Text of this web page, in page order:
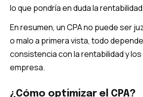
lo que pondría en duda la
En resumen, un CPA no puede ser
o malo a primera vista, todo
consistencia con la rentabilidad y
empresa.
¿Cómo optimizar el CPA?